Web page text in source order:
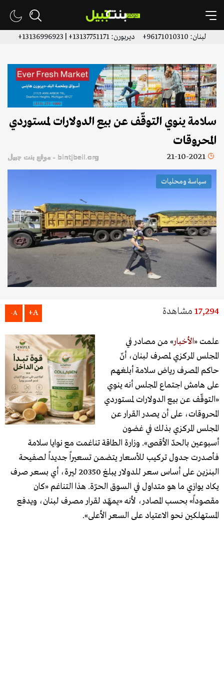
لبنان: 96171010310+ ديربورن: 13137751171+ | 13136996923+
سلامة ينوي التوقّف عن بيع الدولارات لمستوردي
المحروقات
21-10-2021 bintjbeil.org - موقع بنت جبيل
سياسة ومحليات
17,294 مشاهدة A+
A-
علمت «الأخبار» من مصادر في
المجلس المركزي لمصرف لبنان، أنّ
حاكم المصرف رياض سلامة أبلغهم
على هامش اجتماع المجلس أنه ينوي
«التوقّف عن بيع الدولارات لمستوردي
المحروقات، على أن يصدر القرار عن
المجلس المركزي بذلك في غضون
أسبوعين بالحدّ الأقصى». وزارة الطاقة تناغمت مع نوايا سلامة
فأصدرت جدول تركيب للأسعار يتضمن تسعيراً جديداً لصفيحة
البنزين على أساس سعر للدولار يبلغ 20350 ليرة، أي بسعر صرف
يكاد يوازي ما هو متداول في السوق الحرّة. هذا التناغم «كان
مقصوداً» بحسب المصادر، لأنه «يمهّد لقرار مصرف لبنان، ويدفع
المستهلكين نحو الاعتياد على السعر الأعلى».